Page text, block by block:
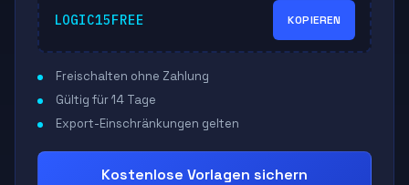
LOGIC15FREE KOPIEREN
Freischalten ohne Zahlung
Gültig für 14 Tage
Export-Einschränkungen gelten
Kostenlose Vorlagen sichern